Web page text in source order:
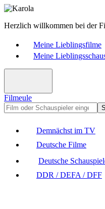
Herzlich willkommen bei der
Meine Lieblingsfilme
Meine
Filmeule
Demnächst im TV
Deutsche Filme
Deutsche
DDR / DEFA / DFF